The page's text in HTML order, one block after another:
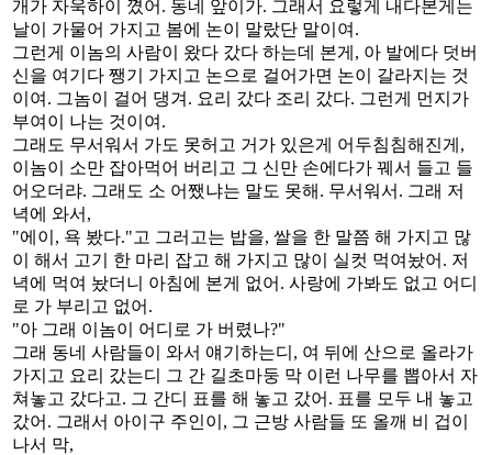
개가 자욱하이 꼈어. 동네 앞이가. 그래서 요렇게 내다본게는
날이 가물어 가지고 봄에 논이 말랐단 말이여.
그런게 이놈의 사람이 왔다 갔다 하는데 본게, 아 발에다 덧버
신을 여기다 쨍기 가지고 논으로 걸어가면 논이 갈라지는 것
이여. 그놈이 걸어 댕겨. 요리 갔다 조리 갔다. 그런게 먼지가
부여이 나는 것이여.
그래도 무서워서 가도 못허고 거가 있은게 어두침침해진게,
이놈이 소만 잡아먹어 버리고 그 신만 손에다가 꿰서 들고 들
어오더랴. 그래도 소 어쨌냐는 말도 못해. 무서워서. 그래 저
녁에 와서,
"에이, 욕 봤다."고 그러고는 밥을, 쌀을 한 말쯤 해 가지고 많
이 해서 고기 한 마리 잡고 해 가지고 많이 실컷 먹여놨어. 저
녁에 먹여 놨더니 아침에 본게 없어. 사랑에 가봐도 없고 어디
로 가 부리고 없어.
"아 그래 이놈이 어디로 가 버렸나?"
그래 동네 사람들이 와서 얘기하는디, 여 뒤에 산으로 올라가
가지고 요리 갔는디 그 간 길초마둥 막 이런 나무를 뽑아서 자
쳐놓고 갔다고. 그 간디 표를 해 놓고 갔어. 표를 모두 내 놓고
갔어. 그래서 아이구 주인이, 그 근방 사람들 또 올깨 비 겁이
나서 막,